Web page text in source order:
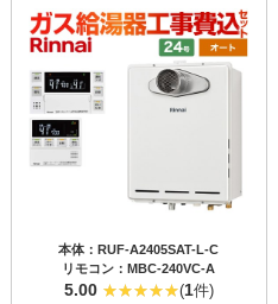
本体：RUF-A2405SAT-L-C
リモコン：MBC-240VC-A
5.00 (1件)